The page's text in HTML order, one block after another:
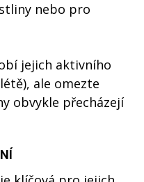
nebo pro
jejich aktivního
ale omezte
obvykle přecházejí